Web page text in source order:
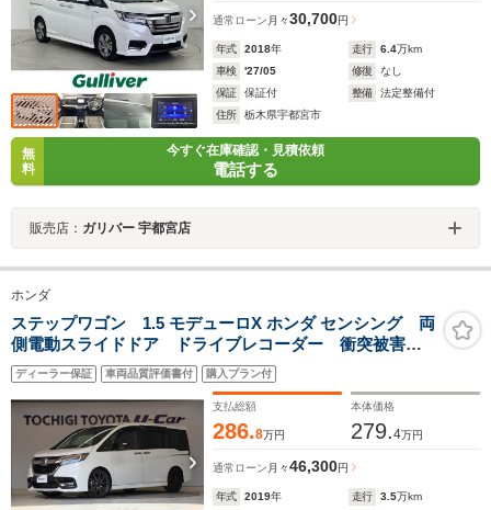
通常ローン 月々30,700円
年式 2018年 走行 6.4万km
車検
'27/05 修復
なし
保証
保証付 整備
法定整備付
住所
栃木県宇都宮市
無
料
今すぐ在庫確認・見積依頼
電話する
販売店： ガリバー 宇都宮店
ホンダ
ステップワゴン 1.5 モデューロX ホンダ センシング 両
側電動スライドドア ドライブレコーダー 衝突被害軽
減ブレーキ ナビ 全周囲カメラ ETC CD/DVD再生
Bluetooth接続 クルーズコントロール アルミホイール
ディーラー保証 車両品質評価書付 購入プラン付
支払総額
286.8万円
本体価格
279.4万円
通常ローン 月々46,300円
年式 2019年 走行 3.5万km